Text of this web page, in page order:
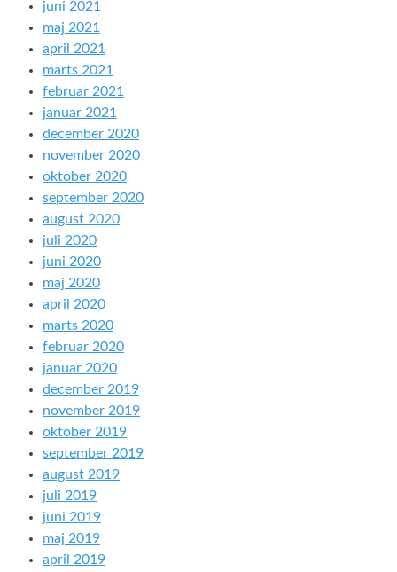
juni 2021
maj 2021
april 2021
marts 2021
februar 2021
januar 2021
december 2020
november 2020
oktober 2020
september 2020
august 2020
juli 2020
juni 2020
maj 2020
april 2020
marts 2020
februar 2020
januar 2020
december 2019
november 2019
oktober 2019
september 2019
august 2019
juli 2019
juni 2019
maj 2019
april 2019